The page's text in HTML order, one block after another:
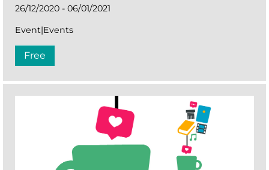
26/12/2020 - 06/01/2021
Event|Events
Free